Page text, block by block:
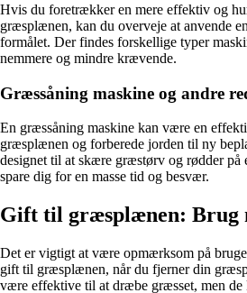
Hvis du foretrækker en mere effektiv og
græsplænen, kan du overveje at anvende
formålet. Der findes forskellige typer
nemmere og mindre krævende.
Græssåning maskine og andre
En græssåning maskine kan være en
græsplænen og forberede jorden til ny
designet til at skære græstørv og rødder på
spare dig for en masse tid og besvær.
Gift til græsplænen: Brug
Det er vigtigt at være opmærksom på
gift til græsplænen, når du fjerner din
være effektive til at dræbe græsset, men de